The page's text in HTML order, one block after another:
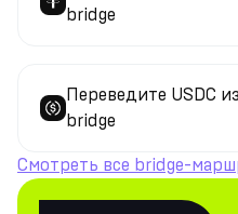
bridge
Переведите USDC
bridge
Смотреть все bridge-